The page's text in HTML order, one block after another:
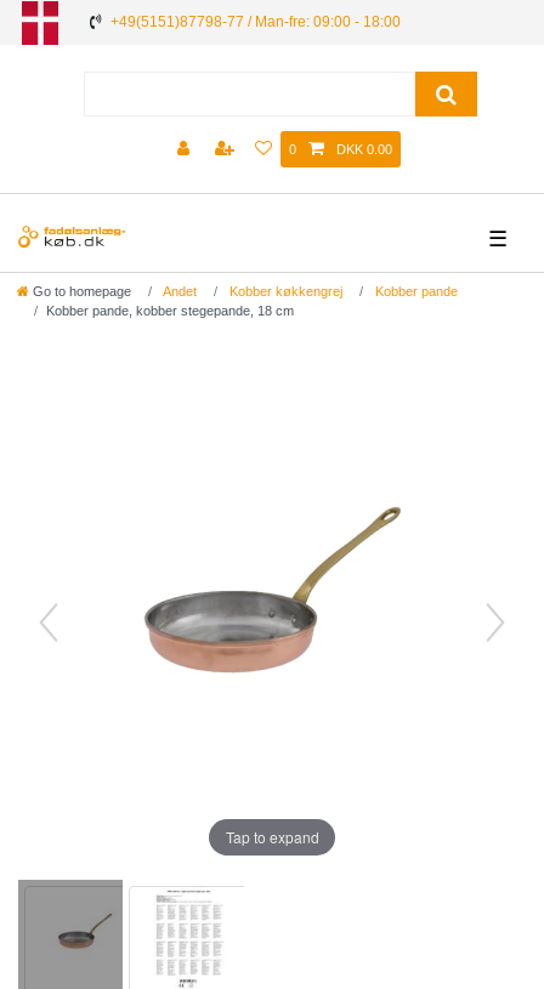
+49(5151)87798-77 / Man-fre: 09:00 - 18:00
0 DKK 0.00
☰
Go to homepage Andet Kobber køkkengrej
Kobber pande
Kobber pande, kobber stegepande, 18 cm
Tap to expand